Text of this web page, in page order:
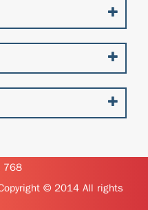
768
© 2014 All rights